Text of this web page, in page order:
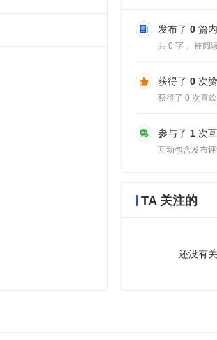
发布了 0 篇
共 0 字， 被阅
获得了 0 次
获得了 0 次喜
参与了 1 次
互动包含发布
TA 关注的
还没有